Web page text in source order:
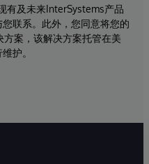
有及未来InterSystems产品
联系。此外，您同意将您的
方案，该解决方案托管在美
护。